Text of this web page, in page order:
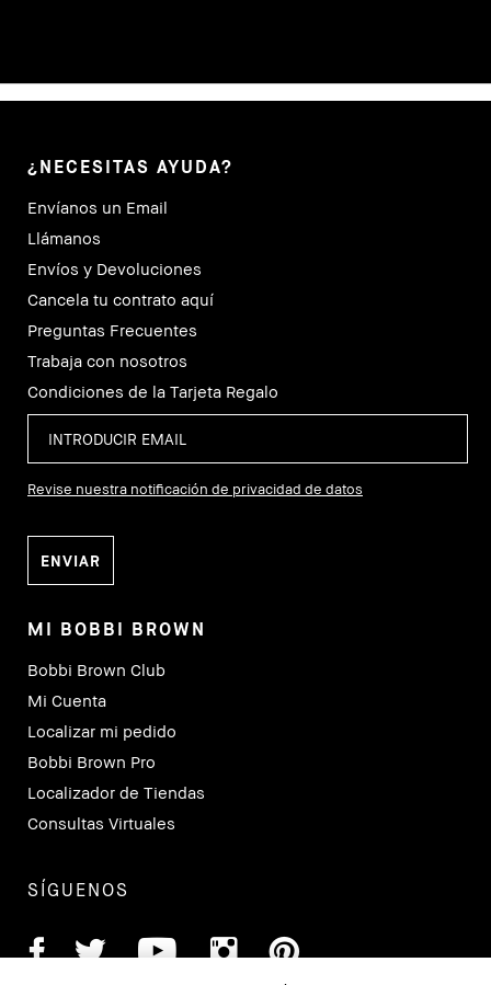
¿NECESITAS AYUDA?
Envíanos un Email
Llámanos
Envíos y Devoluciones
Cancela tu contrato aquí
Preguntas Frecuentes
Trabaja con nosotros
Condiciones de la Tarjeta Regalo
Revise nuestra notificación de privacidad de datos
MI BOBBI BROWN
Bobbi Brown Club
Mi Cuenta
Localizar mi pedido
Bobbi Brown Pro
Localizador de Tiendas
Consultas Virtuales
SÍGUENOS